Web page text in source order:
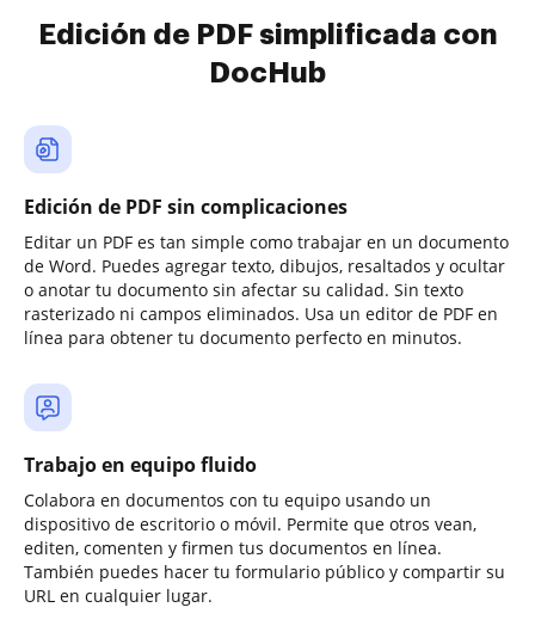
Edición de PDF simplificada con
DocHub
Edición de PDF sin complicaciones
Editar un PDF es tan simple como trabajar en un documento
de Word. Puedes agregar texto, dibujos, resaltados y ocultar
o anotar tu documento sin afectar su calidad. Sin texto
rasterizado ni campos eliminados. Usa un editor de PDF en
línea para obtener tu documento perfecto en minutos.
Trabajo en equipo fluido
Colabora en documentos con tu equipo usando un
dispositivo de escritorio o móvil. Permite que otros vean,
editen, comenten y firmen tus documentos en línea.
También puedes hacer tu formulario público y compartir su
URL en cualquier lugar.